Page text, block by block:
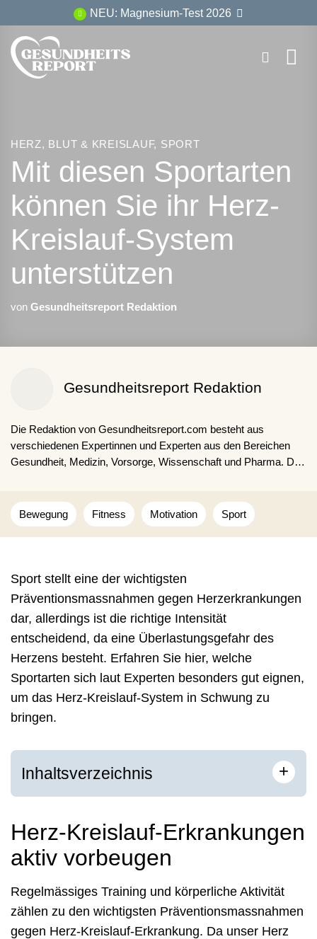
Inhalt
springen
NEU: Magnesium-Test 2026
HERZ, BLUT & KREISLAUF, SPORT
Mit diesen Sportarten
können Sie ihr Herz-
Kreislauf-System
unterstützen
von Gesundheitsreport Redaktion
Gesundheitsreport Redaktion
Die Redaktion von Gesundheitsreport.com besteht aus
verschiedenen Expertinnen und Experten aus den Bereichen
Gesundheit, Medizin, Vorsorge, Wissenschaft und Pharma. Die
studienbasierte Inhalte für unsere Lesenden.
Bewegung Fitness Motivation Sport
Sport stellt eine der wichtigsten
Präventionsmassnahmen gegen Herzerkrankungen
dar, allerdings ist die richtige Intensität
entscheidend, da eine Überlastungsgefahr des
Herzens besteht. Erfahren Sie hier, welche
Sportarten sich laut Experten besonders gut eignen,
um das Herz-Kreislauf-System in Schwung zu
bringen.
Inhaltsverzeichnis +
Herz-Kreislauf-Erkrankungen
aktiv vorbeugen
Regelmässiges Training und körperliche Aktivität
zählen zu den wichtigsten Präventionsmassnahmen
gegen Herz-Kreislauf-Erkrankung. Da unser Herz